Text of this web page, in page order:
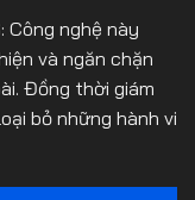
Công nghệ này
và ngăn chặn
Đồng thời giám
bỏ những hành vi